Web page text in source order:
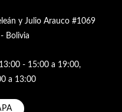
y Julio Arauco #1069
Bolivia
- 15:00 a 19:00,
a 13:00